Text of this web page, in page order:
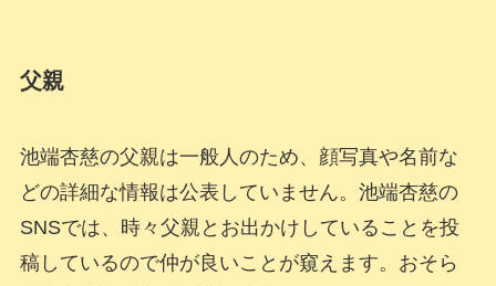
父親
池端杏慈の父親は一般人のため、顔写真や名前な
どの詳細な情報は公表していません。池端杏慈の
SNSでは、時々父親とお出かけしていることを投
稿しているので仲が良いことが窺えます。おそら